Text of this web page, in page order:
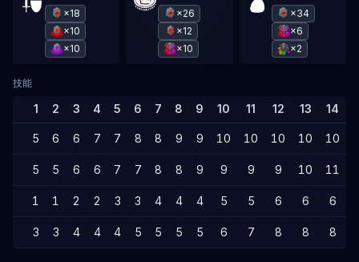
×18
×10
×10
×26
×12
×10
×34
×6
×2
技能
1 2 3 4 5 6 7 8 9 10 11 12 13 14
5 6 6 7 7 8 8 9 9 10 10 10 10 10
5 5 6 6 7 7 8 8 9 9 9 9 10 11
1 1 2 2 3 3 4 4 4 5 5 6 6 6
3 3 4 4 4 5 5 5 5 6 7 8 8 8